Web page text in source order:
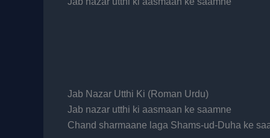
Jab Nazar Utthi Ki (Roman Urdu)
Jab nazar utthi ki aasmaan ke saamne
Chand sharmaane laga Shams-ud-Duha ke